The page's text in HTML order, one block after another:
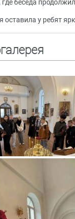
где беседа
оставила у ребят